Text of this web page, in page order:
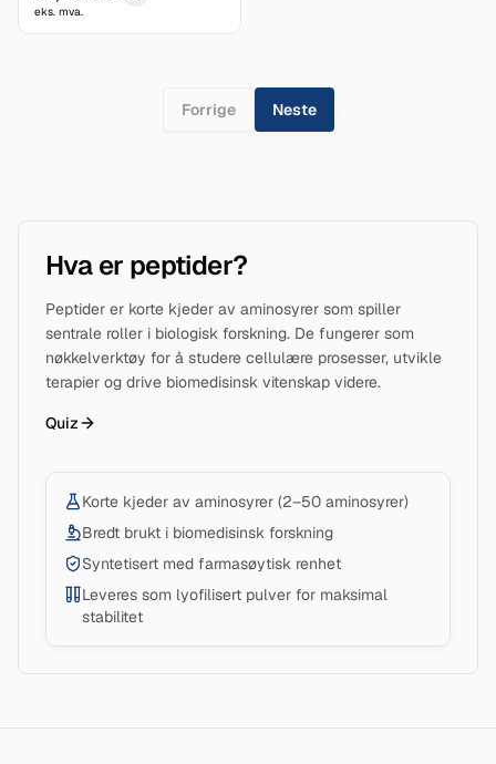
tilgjengelig på nettstedet vårt.
eks. mva.
Forrige Neste
Hva er peptider?
Peptider er korte kjeder av aminosyrer som spiller
sentrale roller i biologisk forskning. De fungerer som
nøkkelverktøy for å studere cellulære prosesser, utvikle
terapier og drive biomedisinsk vitenskap videre.
Quiz
Korte kjeder av aminosyrer (2–50 aminosyrer)
Bredt brukt i biomedisinsk forskning
Syntetisert med farmasøytisk renhet
Leveres som lyofilisert pulver for maksimal
stabilitet